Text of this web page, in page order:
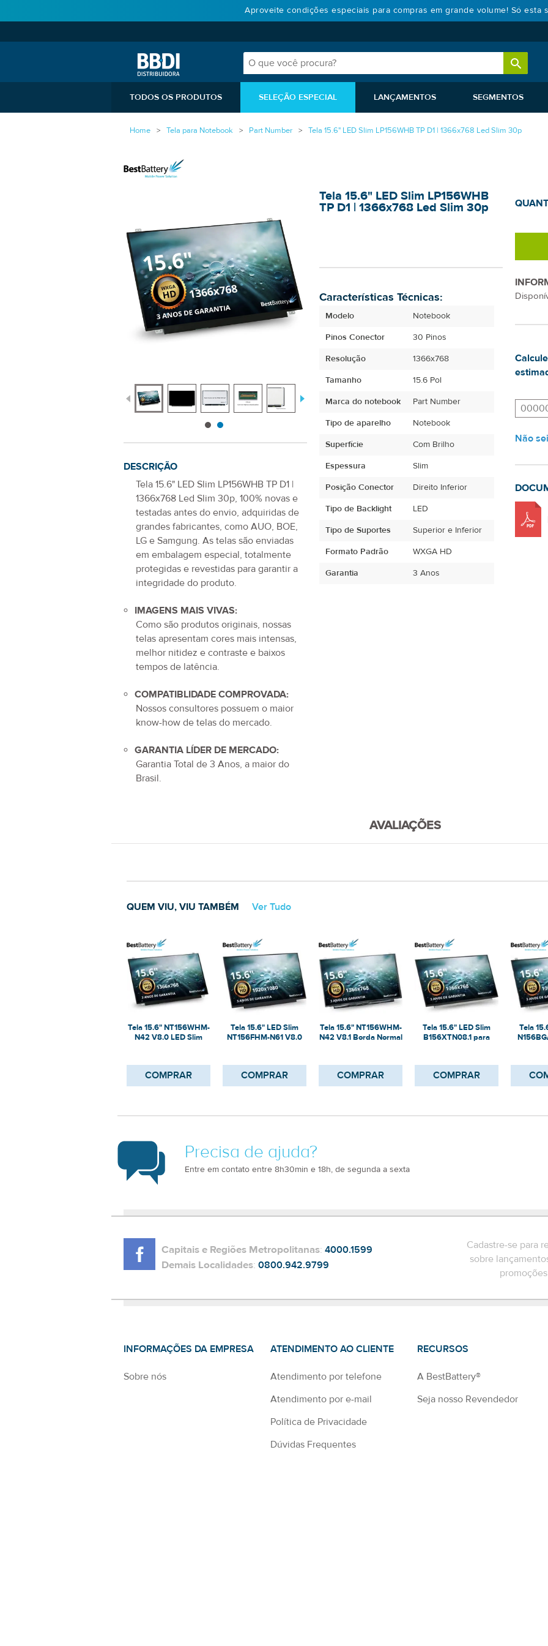
Aproveite condições especiais para compras em grande volume! Só esta
TODOS OS PRODUTOS SELEÇÃO ESPECIAL LANÇAMENTOS SEGMENTOS
Home Tela para Notebook Part Number Tela 15.6" LED Slim LP156WHB TP D1 | 1366x768 Led Slim 30p
DESCRIÇÃO
Tela 15.6" LED Slim LP156WHB TP D1 |
1366x768 Led Slim 30p, 100% novas e
testadas antes do envio, adquiridas de
grandes fabricantes, como AUO, BOE,
LG e Samgung. As telas são enviadas
em embalagem especial, totalmente
protegidas e revestidas para garantir a
integridade do produto.
IMAGENS MAIS VIVAS:
Como são produtos originais, nossas
telas apresentam cores mais intensas,
melhor nitidez e contraste e baixos
tempos de latência.
COMPATIBLIDADE COMPROVADA:
Nossos consultores possuem o maior
know-how de telas do mercado.
GARANTIA LÍDER DE MERCADO:
Garantia Total de 3 Anos, a maior do
Brasil.
Tela 15.6" LED Slim LP156WHB
TP D1 | 1366x768 Led Slim 30p
Características Técnicas:
Modelo
Notebook
Pinos Conector
30 Pinos
Resolução
1366x768
Tamanho
15.6 Pol
Marca do notebook
Part Number
Tipo de aparelho
Notebook
Superfície
Com Brilho
Espessura
Slim
Posição Conector
Direito Inferior
Tipo de Backlight
LED
Tipo de Suportes
Superior e Inferior
Formato Padrão
WXGA HD
Garantia
3 Anos
Não
AVALIAÇÕES
Ver Tudo
QUEM VIU, VIU TAMBÉM
Tela 15.6" NT156WHM-
N42 V8.0 LED Slim
COMPRAR
Tela 15.6" LED Slim
NT156FHM-N61 V8.0
COMPRAR
Tela 15.6" NT156WHM-
N42 V8.1 Borda Normal
COMPRAR
Tela 15.6" LED Slim
B156XTN08.1 para
COMPRAR
Tela
Precisa de ajuda?
Entre em contato entre 8h30min e 18h, de segunda a sexta
Cadastre-se para
sobre
Capitais e Regiões Metropolitanas: 4000.1599
Demais Localidades: 0800.942.9799
INFORMAÇÕES DA EMPRESA
Sobre nós
ATENDIMENTO AO CLIENTE
Atendimento por telefone
Atendimento por e-mail
Política de Privacidade
Dúvidas Frequentes
RECURSOS
A BestBattery®
Seja nosso Revendedor